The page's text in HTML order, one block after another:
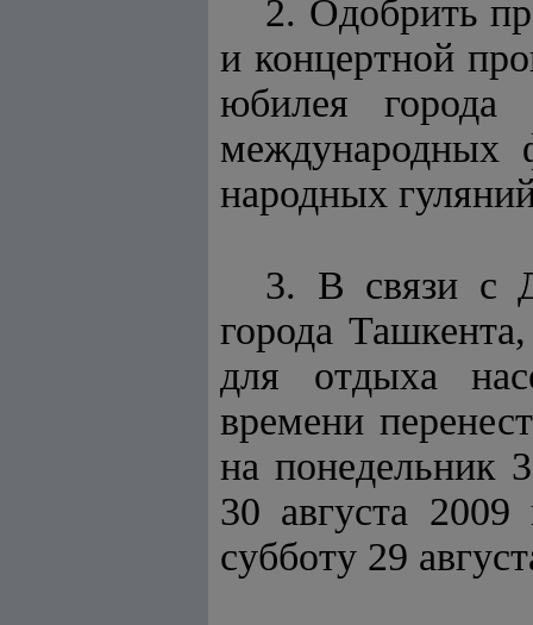
2. Одобрить
и концертной
юбилея
международных
народных
3. В связи с
города
для отдыха
времени
на понедельник
30 августа
субботу 29